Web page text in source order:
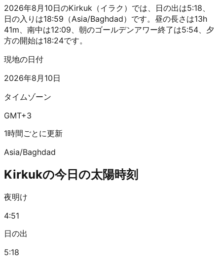
2026年8月10日のKirkuk（イラク）では、日の出は5:18、
日の入りは18:59（Asia/Baghdad）です。昼の長さは13h
41m、南中は12:09、朝のゴールデンアワー終了は5:54、夕
方の開始は18:24です。
現地の日付
2026年8月10日
タイムゾーン
GMT+3
1時間ごとに更新
Asia/Baghdad
Kirkukの今日の太陽時刻
夜明け
4:51
日の出
5:18